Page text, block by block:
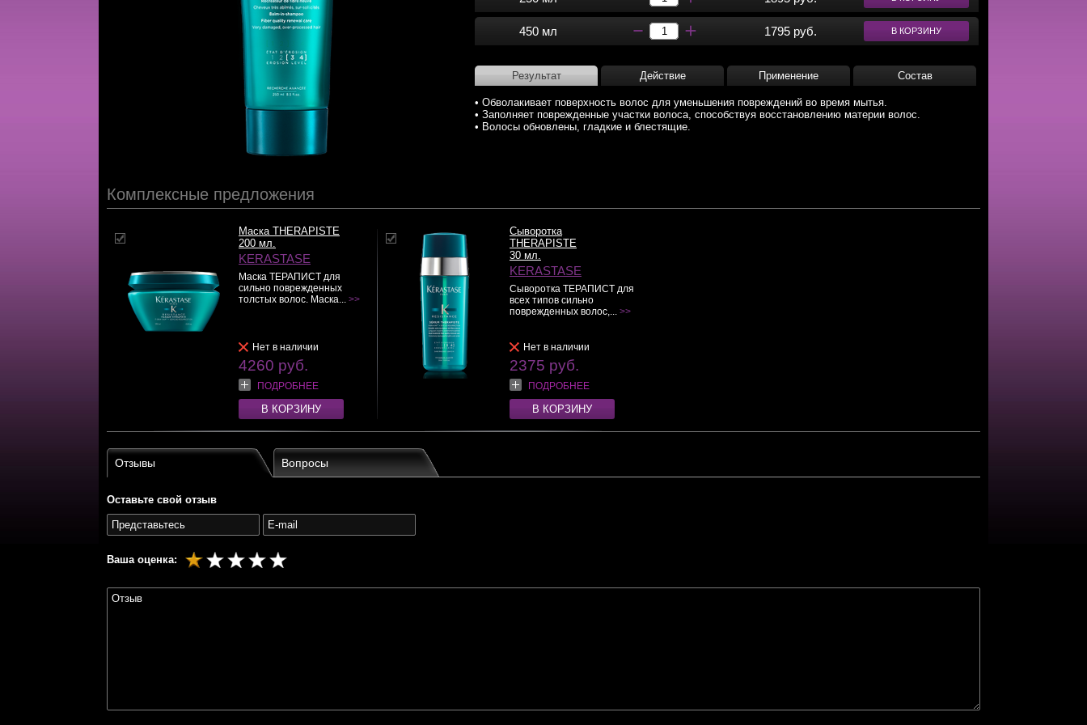
450 мл 1795 руб. В КОРЗИНУ
Результат Действие Применение Состав
• Обволакивает поверхность волос для уменьшения повреждений во время мытья.
• Заполняет поврежденные участки волоса, способствуя восстановлению материи волос.
• Волосы обновлены, гладкие и блестящие.
Комплексные предложения
Маска THERAPISTE
200 мл.
KERASTASE
Маска ТЕРАПИСТ для
сильно поврежденных
толстых волос. Маска... >>
Нет в наличии
4260 руб.
ПОДРОБНЕЕ
В КОРЗИНУ
Сыворотка
THERAPISTE
30 мл.
KERASTASE
Сыворотка ТЕРАПИСТ для
всех типов сильно
поврежденных волос,... >>
Нет в наличии
2375 руб.
ПОДРОБНЕЕ
В КОРЗИНУ
Отзывы Вопросы
Оставьте свой отзыв
Ваша оценка: